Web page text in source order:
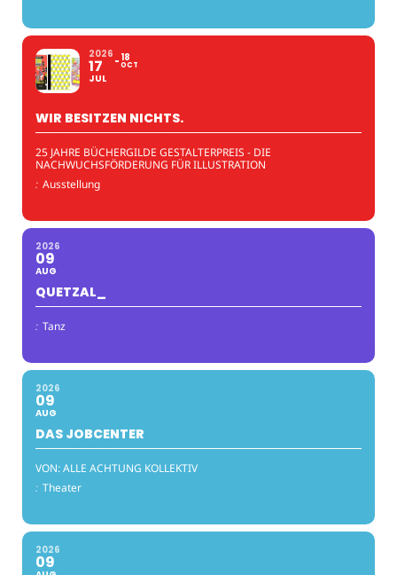
2026
17
JUL
18
OCT
WIR BESITZEN NICHTS.
25 JAHRE BÜCHERGILDE GESTALTERPREIS - DIE
NACHWUCHSFÖRDERUNG FÜR ILLUSTRATION
: Ausstellung
2026
09
AUG
QUETZAL_
: Tanz
2026
09
AUG
DAS JOBCENTER
VON: ALLE ACHTUNG KOLLEKTIV
: Theater
2026
09